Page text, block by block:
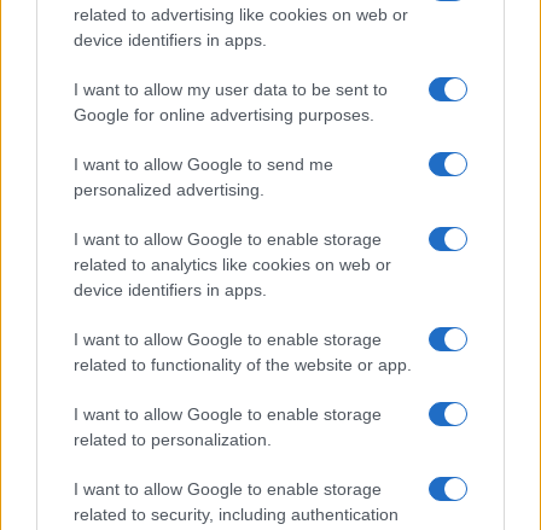
related to advertising like cookies on web or
device identifiers in apps.
I want to allow my user data to be sent to
Google for online advertising purposes.
I want to allow Google to send me
personalized advertising.
I want to allow Google to enable storage
related to analytics like cookies on web or
device identifiers in apps.
I want to allow Google to enable storage
related to functionality of the website or app.
I want to allow Google to enable storage
related to personalization.
I want to allow Google to enable storage
related to security, including authentication
Fuente Oficial del Hack
Rom